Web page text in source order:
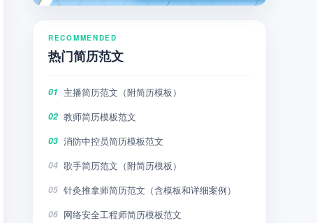
RECOMMENDED
热门简历范文
01 主播简历范文（附简历模板）
02 教师简历模板范文
03 消防中控员简历模板范文
04 歌手简历范文（附简历模板）
05 针灸推拿师简历范文（含模板和详细案例）
06 网络安全工程师简历模板范文